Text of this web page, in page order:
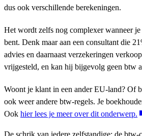
dus ook verschillende berekeningen.
Het wordt zelfs nog complexer wanneer
bent. Denk maar aan een consultant die
advies en daarnaast verzekeringen
vrijgesteld, en kan hij bijgevolg geen btw
Woont je klant in een ander EU-land? Of
ook weer andere btw-regels. Je
Ook hier lees je meer over dit onderwerp.
De schrik van iedere zelfstandige: de btw-